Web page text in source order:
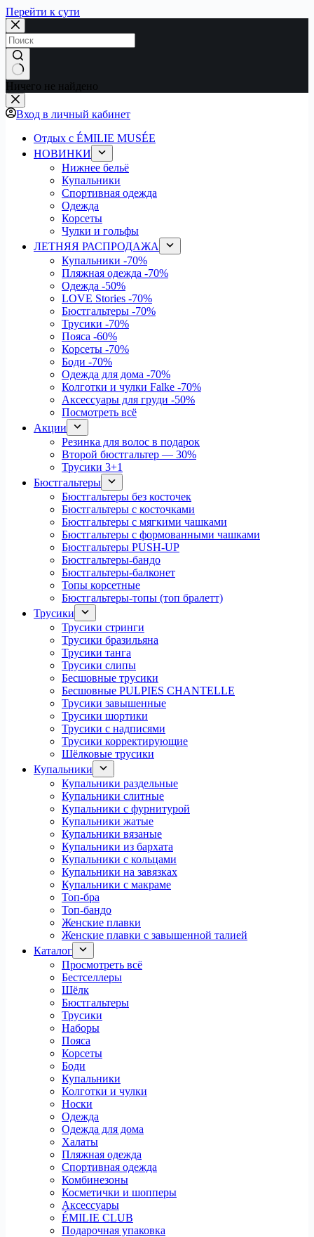
Перейти к сути
Ничего не найдено
Вход в личный кабинет
Отдых с ÉMILIE MUSÉE
НОВИНКИ
Нижнее бельё
Купальники
Спортивная одежда
Одежда
Корсеты
Чулки и гольфы
ЛЕТНЯЯ РАСПРОДАЖА
Купальники -70%
Пляжная одежда -70%
Одежда -50%
LOVE Stories -70%
Бюстгальтеры -70%
Трусики -70%
Пояса -60%
Корсеты -70%
Боди -70%
Одежда для дома -70%
Колготки и чулки Falke -70%
Аксессуары для груди -50%
Посмотреть всё
Акции
Резинка для волос в подарок
Второй бюстгальтер — 30%
Трусики 3+1
Бюстгальтеры
Бюстгальтеры без косточек
Бюстгальтеры с косточками
Бюстгальтеры с мягкими чашками
Бюстгальтеры с формованными чашками
Бюстгальтеры PUSH-UP
Бюстгальтеры-бандо
Бюстгальтеры-балконет
Топы корсетные
Бюстгальтеры-топы (топ бралетт)
Трусики
Трусики стринги
Трусики бразильяна
Трусики танга
Трусики слипы
Бесшовные трусики
Бесшовные PULPIES CHANTELLE
Трусики завышенные
Трусики шортики
Трусики с надписями
Трусики корректирующие
Шёлковые трусики
Купальники
Купальники раздельные
Купальники слитные
Купальники с фурнитурой
Купальники жатые
Купальники вязаные
Купальники из бархата
Купальники с кольцами
Купальники на завязках
Купальники с макраме
Топ-бра
Топ-бандо
Женские плавки
Женские плавки с завышенной талией
Каталог
Просмотреть всё
Бестселлеры
Шёлк
Бюстгальтеры
Трусики
Наборы
Пояса
Корсеты
Боди
Купальники
Колготки и чулки
Носки
Одежда
Одежда для дома
Халаты
Пляжная одежда
Спортивная одежда
Комбинезоны
Косметички и шопперы
Аксессуары
ÉMILIE CLUB
Подарочная упаковка